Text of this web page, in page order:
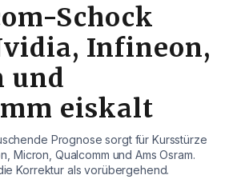
Schock
Infineon,
und
eiskalt
Prognose sorgt für Kursstürze
Micron, Qualcomm und Ams Osram.
Korrektur als vorübergehend.